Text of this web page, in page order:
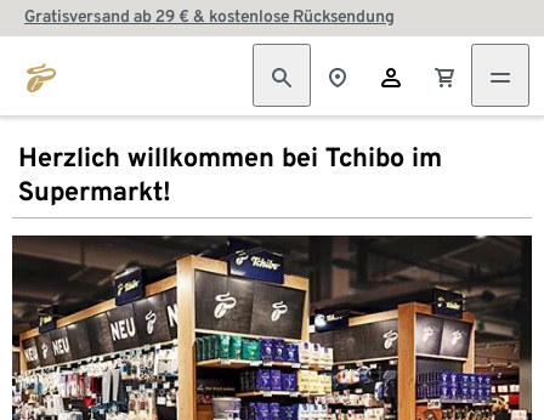
Gratisversand ab 29 € & kostenlose Rücksendung
Herzlich willkommen bei Tchibo im
Supermarkt!